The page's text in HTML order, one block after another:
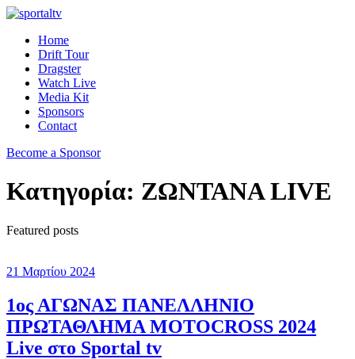
Home
Drift Tour
Dragster
Watch Live
Media Kit
Sponsors
Contact
Become a Sponsor
Κατηγορία: ΖΩΝΤΑΝΑ LIVE
Featured posts
21 Μαρτίου 2024
1ος ΑΓΩΝΑΣ ΠΑΝΕΛΛΗΝΙΟ
ΠΡΩΤΑΘΛΗΜΑ MOTOCROSS 2024
Live στο Sportal tv